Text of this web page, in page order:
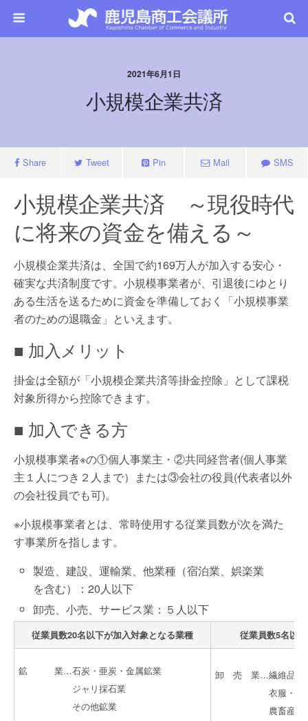
2021年6月1日
小規模企業共済
Share Tweet Pin Mail SMS
小規模企業共済 ～現役時代
に将来の資金を備える～
小規模企業共済は、全国で約169万人が加入する安心・
確実な共済制度です。小規模事業者が、引退後にゆとり
ある生活を送るために資金を準備しておく「小規模事業
者のための退職金」といえます。
■ 加入メリット
掛金は全額が「小規模企業共済等掛金控除」として課税
対象所得から控除できます。
■ 加入できる方
小規模事業者※の①個人事業主・②共同経営者(個人事業
主１人につき２人まで）または③会社の役員(代表者以外
の会社役員でも可)。
※小規模事業者とは、常時使用する従業員数が次を満た
す事業所を指します。
製造、建設、運輸業、他業種（宿泊業、娯楽業
を含む）：20人以下
卸売、小売、サービス業：５人以下
従業員数20名以下が加入対象となる業種 従業員数5名以
鉱 業…石炭・亜炭・金属鉱業
ジャリ採石業
その他鉱業
卸 売 業…繊維品卸
衣服・身の回
農畜産物卸